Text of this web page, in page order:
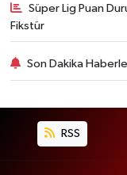
Süper Lig Puan
Fikstür
Son Dakika
RSS